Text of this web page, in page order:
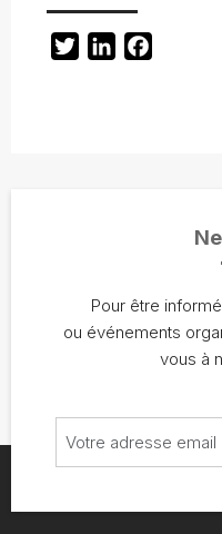
TwitterLinkedIn
Pour être
ou événements
vous à